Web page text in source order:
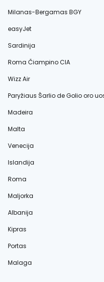
Milanas-Bergamas BGY
easyJet
Sardinija
Roma Čiampino CIA
Wizz Air
Paryžiaus Šarlio de Golio oro
Madeira
Malta
Venecija
Islandija
Roma
Maljorka
Albanija
Kipras
Portas
Malaga